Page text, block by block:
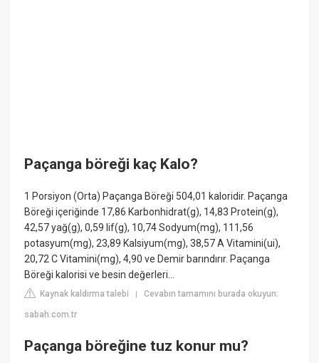
Paçanga böreği kaç Kalo?
1 Porsiyon (Orta) Paçanga Böreği 504,01 kaloridir. Paçanga
Böreği içeriğinde 17,86 Karbonhidrat(g), 14,83 Protein(g),
42,57 yağ(g), 0,59 lif(g), 10,74 Sodyum(mg), 111,56
potasyum(mg), 23,89 Kalsiyum(mg), 38,57 A Vitamini(ui),
20,72 C Vitamini(mg), 4,90 ve Demir barındırır. Paçanga
Böreği kalorisi ve besin değerleri…
Kaynak kaldırma talebi |Cevabın tamamını burada okuyun:
sabah.com.tr
Paçanga böreğine tuz konur mu?